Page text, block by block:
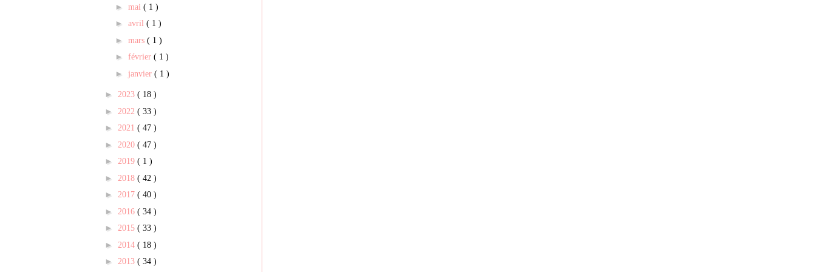
► mai ( 1 )
► avril ( 1 )
► mars ( 1 )
► février ( 1 )
► janvier ( 1 )
► 2023 ( 18 )
► 2022 ( 33 )
► 2021 ( 47 )
► 2020 ( 47 )
► 2019 ( 1 )
► 2018 ( 42 )
► 2017 ( 40 )
► 2016 ( 34 )
► 2015 ( 33 )
► 2014 ( 18 )
► 2013 ( 34 )